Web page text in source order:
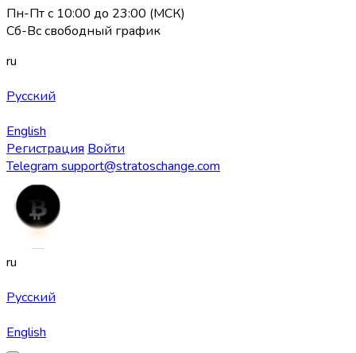
Пн-Пт с 10:00 до 23:00 (МСК)
Сб-Вс свободный график
ru
Русский
English
Регистрация Войти
Telegram support@stratoschange.com
ru
Русский
English